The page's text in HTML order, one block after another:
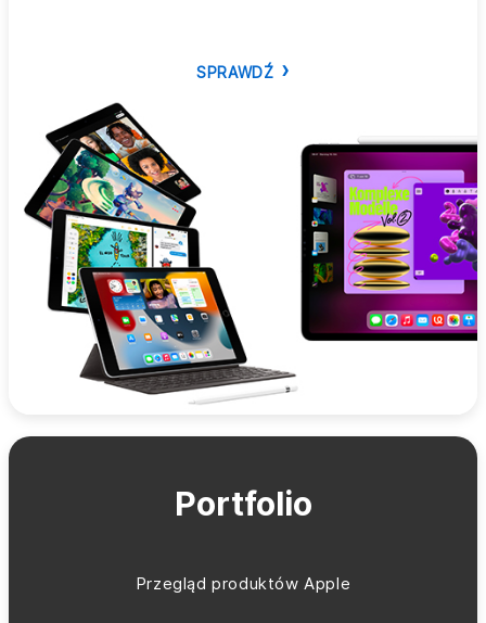
SPRAWDŹ
Portfolio
Przegląd produktów Apple